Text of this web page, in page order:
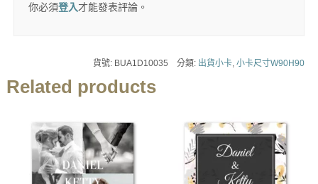
你必須登入才能發表評論。
貨號: BUA1D10035 分類: 出貨小卡 ,小卡尺寸W90H90
Related products